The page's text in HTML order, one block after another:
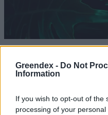
Greendex - Do Not
Information
If you wish to opt-out of the
processing of your
Mérgező
még meg nem
Greendex Szemle